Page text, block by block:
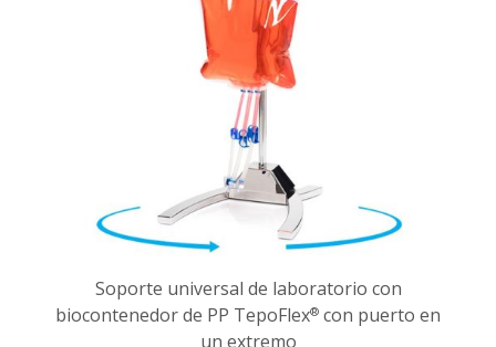
Soporte universal de laboratorio con
biocontenedor de PP TepoFlex® con puerto en
un extremo